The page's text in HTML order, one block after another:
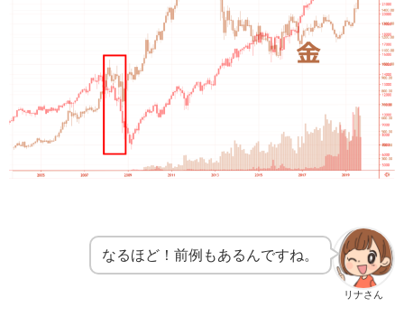
リナさん
なるほど！前例もあるんですね。